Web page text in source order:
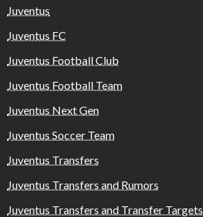
Juventus
Juventus FC
Juventus Football Club
Juventus Football Team
Juventus Next Gen
Juventus Soccer Team
Juventus Transfers
Juventus Transfers and Rumors
Juventus Transfers and Transfer Targets